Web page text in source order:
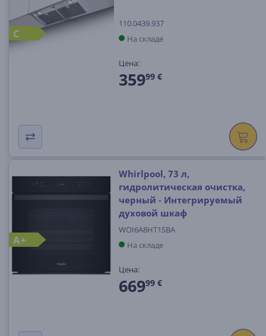
C
110.0439.937
На складе
Цена:
35999 €
A+
Whirlpool, 73 л,
гидролитическая очистка,
черный - Интегрируемый
духовой шкаф
WOI6A8HT1SBA
На складе
Цена:
66999 €